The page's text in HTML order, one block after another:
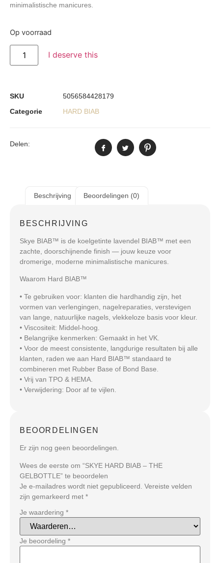
minimalistische manicures.
Op voorraad
I deserve this
SKU
5056584428179
Categorie
HARD BIAB
Delen:
Beschrijving Beoordelingen (0)
BESCHRIJVING
Skye BIAB™ is de koelgetinte lavendel BIAB™ met een
zachte, doorschijnende finish — jouw keuze voor
dromerige, moderne minimalistische manicures.
Waarom Hard BIAB™
• Te gebruiken voor: klanten die hardhandig zijn, het
vormen van verlengingen, nagelreparaties, verstevigen
van lange, natuurlijke nagels, vlekkeloze basis voor kleur.
• Viscositeit: Middel-hoog.
• Belangrijke kenmerken: Gemaakt in het VK.
• Voor de meest consistente, langdurige resultaten bij alle
klanten, raden we aan Hard BIAB™ standaard te
combineren met Rubber Base of Bond Base.
• Vrij van TPO & HEMA.
• Verwijdering: Door af te vijlen.
BEOORDELINGEN
Er zijn nog geen beoordelingen.
Wees de eerste om “SKYE HARD BIAB – THE
GELBOTTLE” te beoordelen
Je e-mailadres wordt niet gepubliceerd. Vereiste velden
zijn gemarkeerd met *
Je waardering *
Je beoordeling *